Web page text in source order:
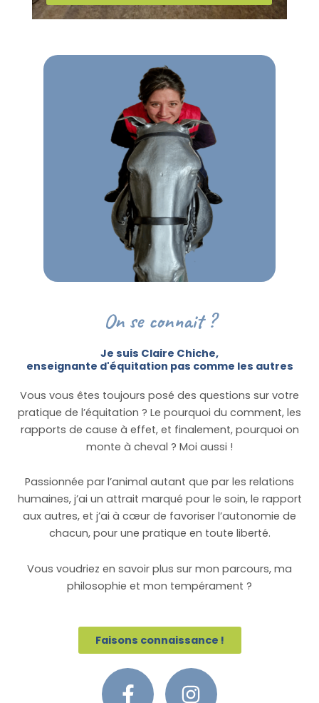
On se connait ?
Je suis Claire Chiche,
enseignante d'équitation pas comme les autres
Vous vous êtes toujours posé des questions sur votre
pratique de l’équitation ? Le pourquoi du comment, les
rapports de cause à effet, et finalement, pourquoi on
monte à cheval ? Moi aussi !
Passionnée par l’animal autant que par les relations
humaines, j’ai un attrait marqué pour le soin, le rapport
aux autres, et j’ai à cœur de favoriser l’autonomie de
chacun, pour une pratique en toute liberté.
Vous voudriez en savoir plus sur mon parcours, ma
philosophie et mon tempérament ?
Faisons connaissance !
F
a
n